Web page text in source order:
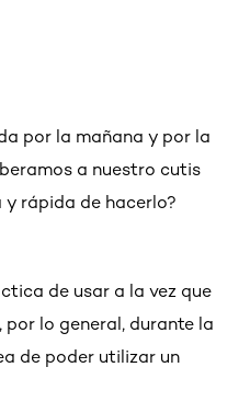
por la mañana y por la
a nuestro cutis
rápida de hacerlo?
de usar a la vez que
por lo general, durante la
de poder utilizar un